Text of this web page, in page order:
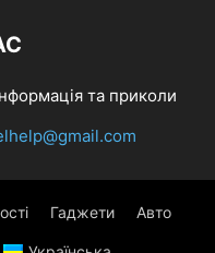
та приколи
Гаджети Авто